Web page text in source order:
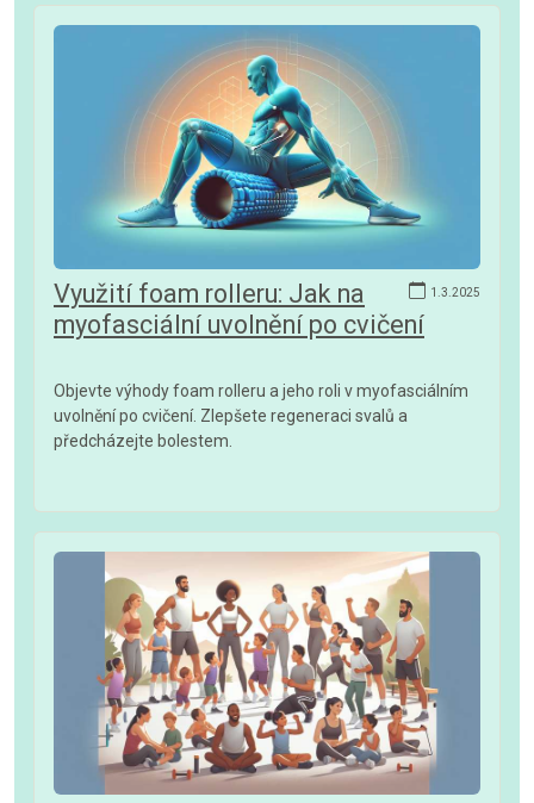
1.3.2025
Využití foam rolleru: Jak na
myofasciální uvolnění po cvičení
Objevte výhody foam rolleru a jeho roli v myofasciálním
uvolnění po cvičení. Zlepšete regeneraci svalů a
předcházejte bolestem.